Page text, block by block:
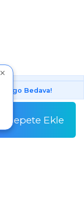
×
Kargo Bedava!
Sepete Ekle